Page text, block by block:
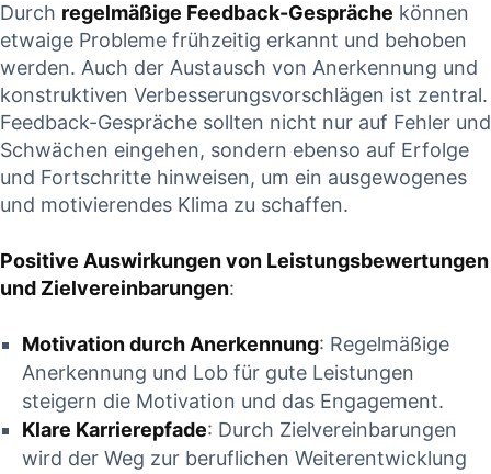
Durch regelmäßige Feedback-Gespräche ⁢können
etwaige Probleme frühzeitig ​erkannt und behoben
werden. Auch der Austausch von‌ Anerkennung und
konstruktiven Verbesserungsvorschlägen ist‌ zentral.
‌Feedback-Gespräche sollten nicht nur auf Fehler und
Schwächen eingehen, sondern ebenso auf Erfolge
und Fortschritte hinweisen, um ein ausgewogenes​
und motivierendes Klima zu schaffen.
Positive Auswirkungen von Leistungsbewertungen
und Zielvereinbarungen:
Motivation ⁣durch Anerkennung:⁤ Regelmäßige⁢
Anerkennung und Lob für gute⁣ Leistungen
steigern die Motivation und das Engagement.
Klare Karrierepfade: Durch Zielvereinbarungen
wird der Weg zur beruflichen Weiterentwicklung